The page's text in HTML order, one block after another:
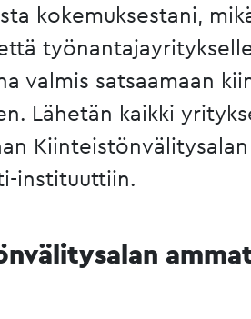
kokemuksestani,
valmis satsaamaan
Lähetän kaikki
instituuttiin.